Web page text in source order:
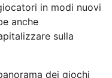
in modi nuovi
anche
sulla
dei giochi